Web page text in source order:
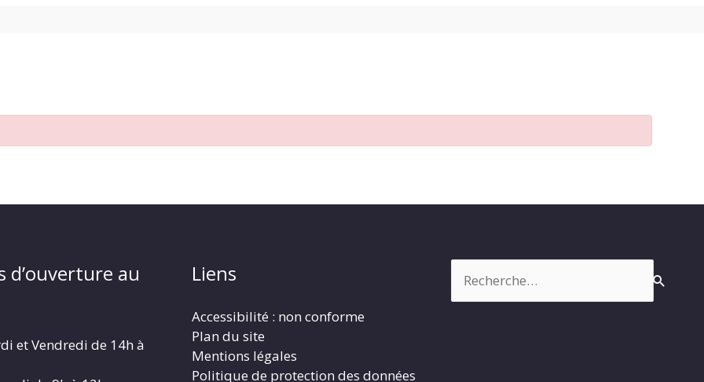
d’ouverture au
et Vendredi de 14h à
Liens
Accessibilité : non conforme
Plan du site
Mentions légales
Politique de protection des données